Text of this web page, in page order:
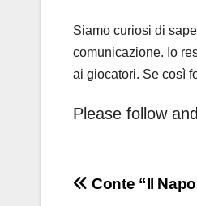
Siamo curiosi di
comunicazione. Io
ai giocatori. Se così
Please follow
Conte “Il